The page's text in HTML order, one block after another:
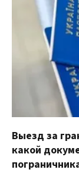
Выезд за
какой